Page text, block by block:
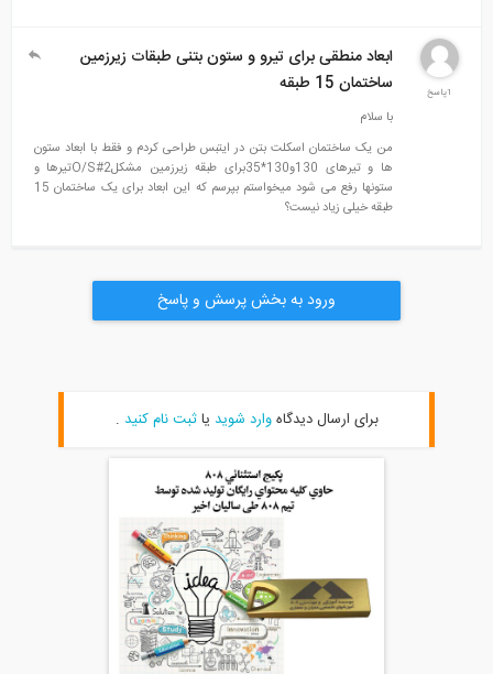
ابعاد منطقی برای تیرو و ستون بتنی طبقات زیرزمین
ساختمان 15 طبقه
با سلام
من یک ساختمان اسکلت بتن در ایتبس طراحی کردم و فقط با ابعاد ستون
ها و تیرهای 130و130*35برای طبقه زیرزمین مشکلO/S#2تیرها و
ستونها رفع می شود میخواستم بپرسم که این ابعاد برای یک ساختمان 15
طبقه خیلی زیاد نیست؟
ورود به بخش پرسش و پاسخ
برای ارسال دیدگاهوارد شویدیاثبت نام کنید.